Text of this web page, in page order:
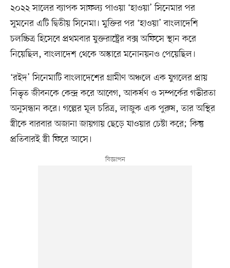
২০২২ সালের ব্যাপক সাফল্য পাওয়া ‘হাওয়া’ সিনেমার পর
সুমনের এটি দ্বিতীয় সিনেমা। মুক্তির পর ‘হাওয়া’ বাংলাদেশি
চলচ্চিত্র হিসেবে প্রথমবার যুক্তরাষ্ট্রের বক্স অফিসে স্থান করে
নিয়েছিল, বাংলাদেশ থেকে অস্কারে মনোনয়নও পেয়েছিল।
‘রইদ’ সিনেমাটি বাংলাদেশের গ্রামীণ অঞ্চলে এক যুগলের প্রায়
নিভৃত জীবনকে কেন্দ্র করে আবেগ, আকর্ষণ ও সম্পর্কের গভীরতা
অনুসন্ধান করে। গল্পের মূল চরিত্র, লাজুক এক পুরুষ, তার অস্থির
স্ত্রীকে বারবার অজানা জায়গায় ছেড়ে যাওয়ার চেষ্টা করে; কিন্তু
প্রতিবারই স্ত্রী ফিরে আসে।